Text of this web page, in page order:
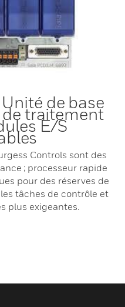
de base
de traitement
E/S
Controls sont des
; processeur rapide
pour des réserves de
tâches de contrôle et
plus exigeantes.